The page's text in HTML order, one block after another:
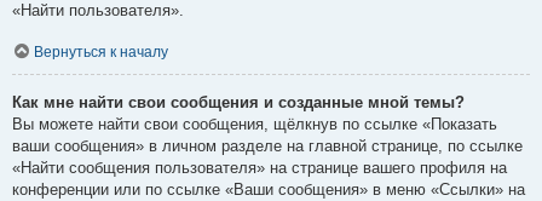
«Найти пользователя».
Вернуться к началу
Как мне найти свои сообщения и созданные мной темы?
Вы можете найти свои сообщения, щёлкнув по ссылке «Показать
ваши сообщения» в личном разделе на главной странице, по ссылке
«Найти сообщения пользователя» на странице вашего профиля на
конференции или по ссылке «Ваши сообщения» в меню «Ссылки» на